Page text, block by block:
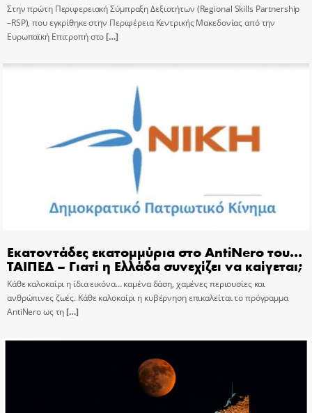
Στην πρώτη Περιφερειακή Σύμπραξη Δεξιοτήτων (Regional Skills Partnership
–RSP), που εγκρίθηκε στην Περιφέρεια Κεντρικής Μακεδονίας από την
Ευρωπαϊκή Επιτροπή στο[…]
Εκατοντάδες εκατομμύρια στο AntiNero του…
ΤΑΙΠΕΔ – Γιατί η Ελλάδα συνεχίζει να καίγεται;
Κάθε καλοκαίρι η ίδια εικόνα… καμένα δάση, χαμένες περιουσίες και
ανθρώπινες ζωές. Κάθε καλοκαίρι η κυβέρνηση επικαλείται το πρόγραμμα
AntiNero ως τη[…]